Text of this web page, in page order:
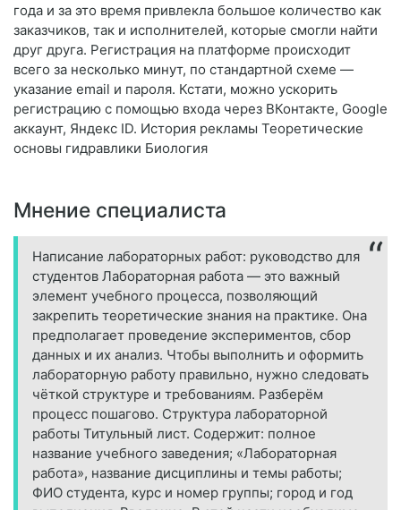
года и за это время привлекла большое количество как
заказчиков, так и исполнителей, которые смогли найти
друг друга. Регистрация на платформе происходит
всего за несколько минут, по стандартной схеме —
указание email и пароля. Кстати, можно ускорить
регистрацию с помощью входа через ВКонтакте, Google
аккаунт, Яндекс ID. История рекламы Теоретические
основы гидравлики Биология
Мнение специалиста
Написание лабораторных работ: руководство для
студентов Лабораторная работа — это важный
элемент учебного процесса, позволяющий
закрепить теоретические знания на практике. Она
предполагает проведение экспериментов, сбор
данных и их анализ. Чтобы выполнить и оформить
лабораторную работу правильно, нужно следовать
чёткой структуре и требованиям. Разберём
процесс пошагово. Структура лабораторной
работы Титульный лист. Содержит: полное
название учебного заведения; «Лабораторная
работа», название дисциплины и темы работы;
ФИО студента, курс и номер группы; город и год